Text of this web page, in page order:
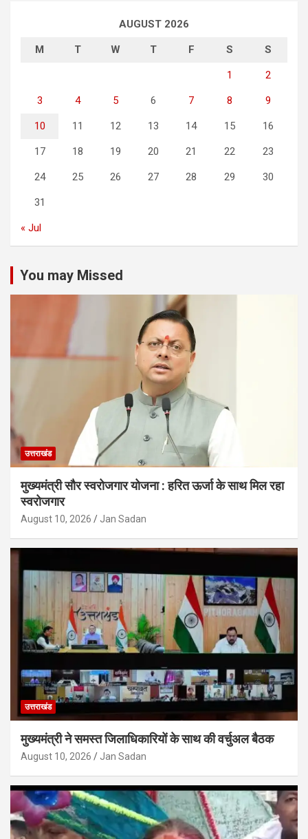
AUGUST 2026
M T W T F S S
1 2
3 4 5 6 7 8 9
10 11 12 13 14 15 16
17 18 19 20 21 22 23
24 25 26 27 28 29 30
31
« Jul
You may Missed
उत्तराखंड
मुख्यमंत्री सौर स्वरोजगार योजना : हरित ऊर्जा के साथ मिल रहा
स्वरोजगार
August 10, 2026 Jan Sadan
उत्तराखंड
मुख्यमंत्री ने समस्त जिलाधिकारियों के साथ की वर्चुअल बैठक
August 10, 2026 Jan Sadan